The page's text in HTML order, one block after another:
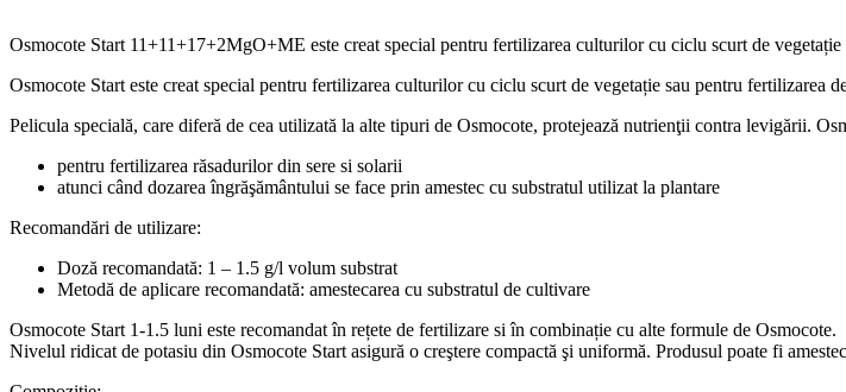
Osmocote Start 11+11+17+2MgO+ME este creat special pentru fertilizarea culturilor cu ciclu scurt de
Osmocote Start este creat special pentru fertilizarea culturilor cu ciclu scurt de vegetație sau pentru fertilizarea
Pelicula specială, care diferă de cea utilizată la alte tipuri de Osmocote, protejează nutrienţii contra levigării.
pentru fertilizarea răsadurilor din sere si solarii
atunci când dozarea îngrăşământului se face prin amestec cu substratul utilizat la plantare
Recomandări de utilizare:
Doză recomandată: 1 – 1.5 g/l volum substrat
Metodă de aplicare recomandată: amestecarea cu substratul de cultivare
Osmocote Start 1-1.5 luni este recomandat în rețete de fertilizare si în combinație cu alte formule de Osmocote.
Nivelul ridicat de potasiu din Osmocote Start asigură o creştere compactă şi uniformă. Produsul poate fi